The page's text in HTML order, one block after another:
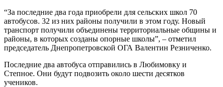
“За последние два года приобрели для сельских школ 70
автобусов. 32 из них районы получили в этом году. Новый
транспорт получили объединены территориальные общины и
районы, в которых созданы опорные школы”, – отметил
председатель Днепропетровской ОГА Валентин Резниченко.
Последние два автобуса отправились в Любимовку и
Степное. Они будут подвозить около шести десятков
учеников.